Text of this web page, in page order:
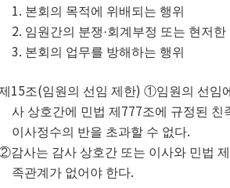
1. 본회의 목적에 위배되는 행위
2. 임원간의 분쟁·회계부정 또는 현저한
3. 본회의 업무를 방해하는 행위
15조(임원의 선임 제한)①임원의 선임
사 상호간에 민법 제 777조에 규정된 친
이사정수의 반을 초과할 수 없다.
감사는 감사 상호간 또는 이사와 민법 제
족관계가 없어야 한다.